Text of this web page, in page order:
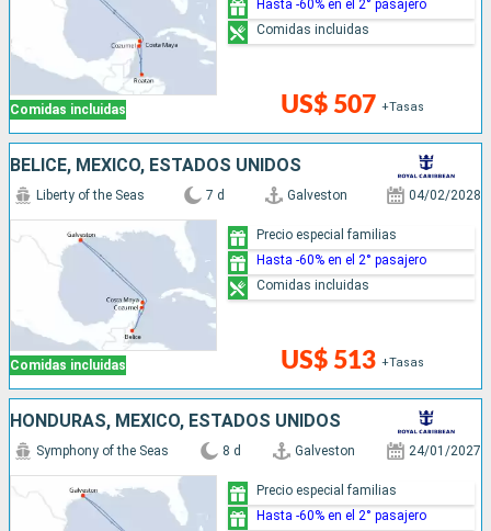
Comidas incluidas US$ 507 +Tasas
Hasta -60% en el 2° pasajero
Comidas incluidas
BELICE, MÉXICO, ESTADOS UNIDOS
Comidas incluidas
Liberty of the Seas 7 d Galveston 04/02/2028
US$ 513 +Tasas
Precio especial familias
Hasta -60% en el 2° pasajero
Comidas incluidas
HONDURAS, MÉXICO, ESTADOS UNIDOS
Symphony of the Seas 8 d Galveston 24/01/2027
Precio especial familias
Hasta -60% en el 2° pasajero